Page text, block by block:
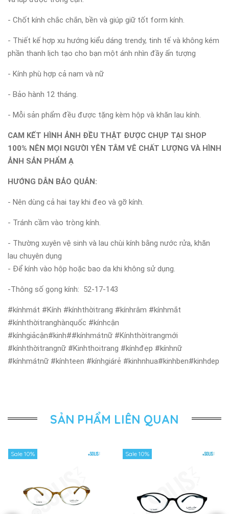
- Chốt kính chắc chắn, bền và giúp giữ tốt form kính.
- Thiết kế hợp xu hướng kiểu dáng trendy, tinh tế và không kém
phần thanh lịch tạo cho bạn một ánh nhìn đầy ấn tượng
- Kính phù hợp cả nam và nữ
- Bảo hành 12 tháng.
- Mỗi sản phẩm đều được tặng kèm hộp và khăn lau kính.
CAM KẾT HÌNH ẢNH ĐỀU THẬT ĐƯỢC CHỤP TẠI SHOP
100% NÊN MỌI NGƯỜI YÊN TÂM VÊ CHẤT LƯỢNG VÀ HÌNH
ẢNH SẢN PHẨM Ạ
HƯỚNG DẪN BẢO QUẢN:
- Nên dùng cả hai tay khi đeo và gỡ kính.
- Tránh cầm vào tròng kính.
- Thường xuyên vệ sinh và lau chùi kính bằng nước rửa, khăn
lau chuyên dụng
- Để kính vào hộp hoặc bao da khi không sử dụng.
-Thông số gọng kính: 52-17-143
#kínhmát #Kính #kínhthờitrang #kínhrâm #kínhmắt
#kínhthờitranghànquốc #kínhcận
#kínhgiảcận#kinh##kínhmátnữ #Kínhthờitrangmới
#kínhthờitrangnữ #Kinhthoitrang #kínhđẹp #kínhnữ
#kínhmátnữ #kínhteen #kínhgiárẻ #kinhnhua#kinhben#kinhdep
SẢN PHẨM LIÊN QUAN
Sale 10% Sale 10%